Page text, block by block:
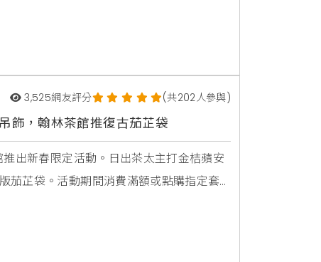
3,525網友評分 (共202人參與)
飾，翰林茶館推復古茄芷袋
出新春限定活動。日出茶太主打金桔蘋安
茄芷袋。活動期間消費滿額或點購指定套
聚餐的最佳選擇。